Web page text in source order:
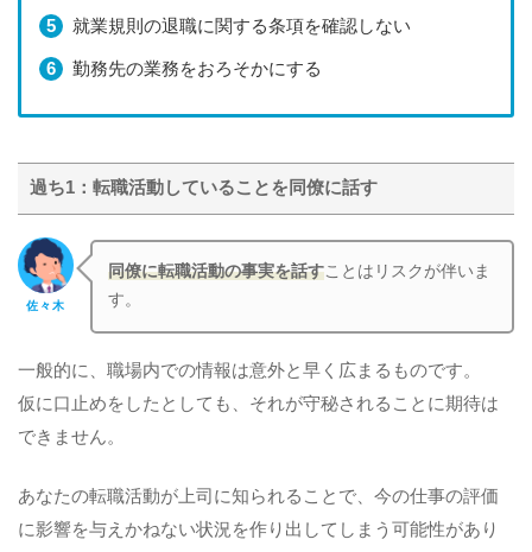
就業規則の退職に関する条項を確認しない
勤務先の業務をおろそかにする
過ち1：転職活動していることを同僚に話す
佐々木
同僚に転職活動の事実を話すことはリスクが伴いま
す。
一般的に、職場内での情報は意外と早く広まるものです。
仮に口止めをしたとしても、それが守秘されることに期待は
できません。
あなたの転職活動が上司に知られることで、今の仕事の評価
に影響を与えかねない状況を作り出してしまう可能性があり